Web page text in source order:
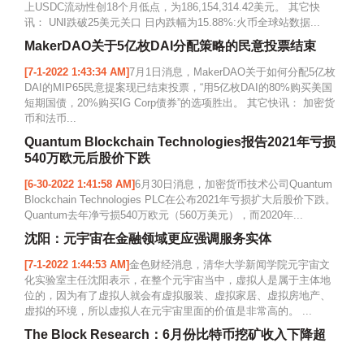
上USDC流动性创18个月低点，为186,154,314.42美元。 其它快
讯： UNI跌破25美元关口 日内跌幅为15.88%:火币全球站数据...
MakerDAO关于5亿枚DAI分配策略的民意投票结束
[7-1-2022 1:43:34 AM]7月1日消息，MakerDAO关于如何分配5亿枚
DAI的MIP65民意提案现已结束投票，“用5亿枚DAI的80%购买美国
短期国债，20%购买IG Corp债券”的选项胜出。 其它快讯： 加密货
币和法币...
Quantum Blockchain Technologies报告2021年亏损
540万欧元后股价下跌
[6-30-2022 1:41:58 AM]6月30日消息，加密货币技术公司Quantum
Blockchain Technologies PLC在公布2021年亏损扩大后股价下跌。
Quantum去年净亏损540万欧元（560万美元），而2020年...
沈阳：元宇宙在金融领域更应强调服务实体
[7-1-2022 1:44:53 AM]金色财经消息，清华大学新闻学院元宇宙文
化实验室主任沈阳表示，在整个元宇宙当中，虚拟人是属于主体地
位的，因为有了虚拟人就会有虚拟服装、虚拟家居、虚拟房地产、
虚拟的环境，所以虚拟人在元宇宙里面的价值是非常高的。 ...
The Block Research：6月份比特币挖矿收入下降超